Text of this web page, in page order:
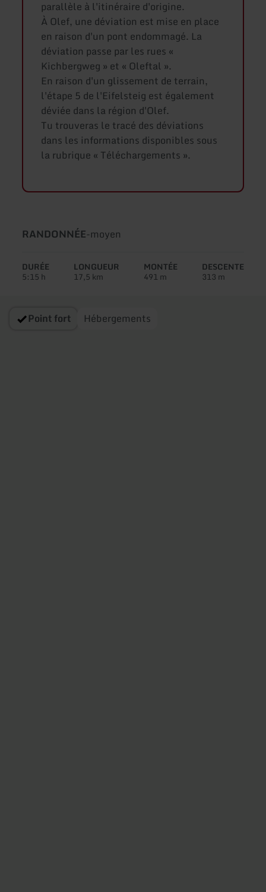
parallèle à l'itinéraire d'origine.
À Olef, une déviation est mise en place
en raison d'un pont endommagé. La
déviation passe par les rues «
Kichbergweg » et « Oleftal ».
En raison d'un glissement de terrain,
l'étape 5 de l'Eifelsteig est également
déviée dans la région d'Olef.
Tu trouveras le tracé des déviations
dans les informations disponibles sous
la rubrique « Téléchargements ».
Type
circuit:
RANDONNÉE-Difficulté:
moyen
DURÉE
5:15 h
LONGUEUR
17,5 km
MONTÉE
491 m
DESCENTE
313 m
Point fort Hébergements